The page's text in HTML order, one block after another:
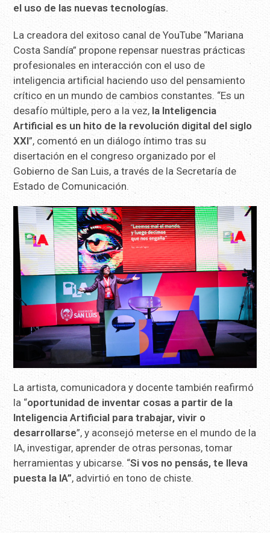
el uso de las nuevas tecnologías.
La creadora del exitoso canal de YouTube “Mariana
Costa Sandía” propone repensar nuestras prácticas
profesionales en interacción con el uso de
inteligencia artificial haciendo uso del pensamiento
crítico en un mundo de cambios constantes. “Es un
desafío múltiple, pero a la vez, la Inteligencia
Artificial es un hito de la revolución digital del siglo
XXI”, comentó en un diálogo íntimo tras su
disertación en el congreso organizado por el
Gobierno de San Luis, a través de la Secretaría de
Estado de Comunicación.
La artista, comunicadora y docente también reafirmó
la “oportunidad de inventar cosas a partir de la
Inteligencia Artificial para trabajar, vivir o
desarrollarse”, y aconsejó meterse en el mundo de la
IA, investigar, aprender de otras personas, tomar
herramientas y ubicarse. “Si vos no pensás, te lleva
puesta la IA”, advirtió en tono de chiste.